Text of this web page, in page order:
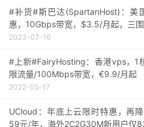
#补货#斯巴达(SpartanHost)：美
惠，10Gbps带宽，$3.5/月起，三
2023-07-16
#上新#FairyHosting：香港vps，1
限流量/100Mbps带宽，€9.9/月起
2022-05-17
UCloud：年底上云限时特惠，再
59元/年，海外2C2G30M新用户仅